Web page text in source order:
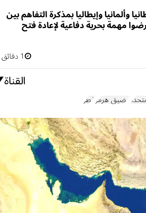
وألمانيا وإيطاليا بمذكرة التفاهم بين
مهمة بحرية دفاعية لإعادة فتح
1 دقائق
مضيق هرمزقطر